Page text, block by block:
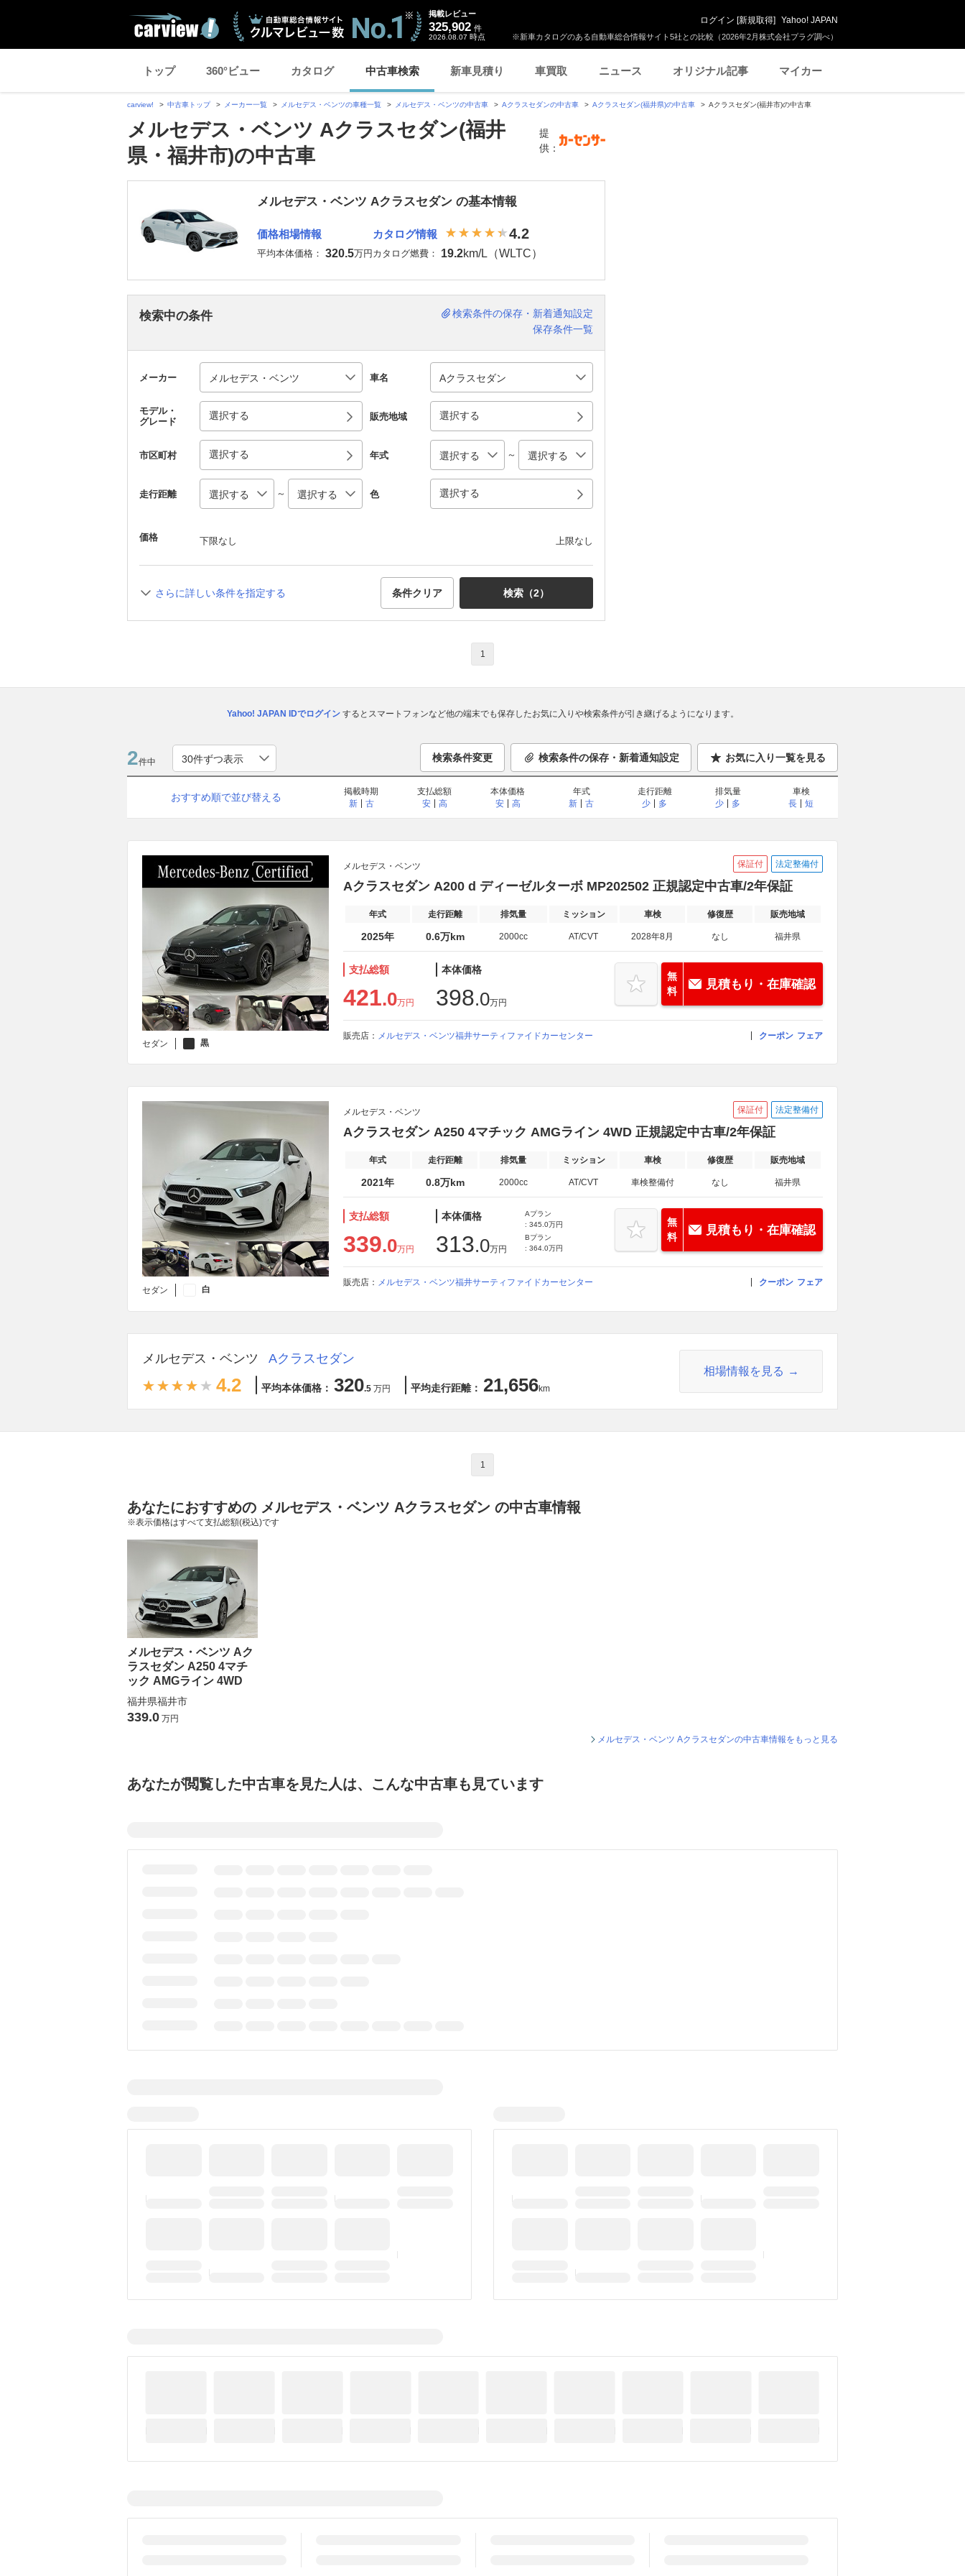
※新車カタログのある自動車総合情報サイト5社との比較（2026年2月株式会社プラグ調べ）
掲載レビュー
325,902 件
2026.08.07 時点
ログイン [新規取得] Yahoo! JAPAN
トップ 360°ビュー カタログ 中古車検索 新車見積り 車買取 ニュース オリジナル記事 マイカー
carview! 中古車トップ メーカー一覧 メルセデス・ベンツの車種一覧 メルセデス・ベンツの中古車 Aクラスセダンの中古車 Aクラスセダン(福井県)の中古車 Aクラスセダン(福井市)の中古車
メルセデス・ベンツ Aクラスセダン(福井
県・福井市)の中古車
提
供：
メルセデス・ベンツ Aクラスセダン の基本情報
価格相場情報
平均本体価格： 320.5万円
カタログ情報 4.2
カタログ燃費： 19.2km/L（WLTC）
検索中の条件
検索条件の保存・新着通知設定
保存条件一覧
メーカー 車名
モデル・
グレード
選択する 販売地域 選択する
市区町村 選択する 年式 ～
走行距離 ～ 色 選択する
価格 下限なし 上限なし
さらに詳しい条件を指定する 条件クリア 検索（2）
1
Yahoo! JAPAN IDでログインするとスマートフォンなど他の端末でも保存したお気に入りや検索条件が引き継げるようになります。
2件中 検索条件変更 検索条件の保存・新着通知設定 お気に入り一覧を見る
おすすめ順で並び替える
掲載時期
新
古
支払総額
安
高
本体価格
安
高
年式
新
古
走行距離
少
多
排気量
少
多
車検
長
短
セダン 黒
メルセデス・ベンツ 保証付 法定整備付
Aクラスセダン A200 d ディーゼルターボ MP202502 正規認定中古車/2年保証
年式 走行距離 排気量 ミッション 車検 修復歴 販売地域
2025年 0.6万km 2000cc AT/CVT 2028年8月 なし 福井県
支払総額
421.0万円
本体価格
398.0万円
無
料
見積もり・在庫確認
販売店： メルセデス・ベンツ福井サーティファイドカーセンター クーポン フェア
セダン 白
メルセデス・ベンツ 保証付 法定整備付
Aクラスセダン A250 4マチック AMGライン 4WD 正規認定中古車/2年保証
年式 走行距離 排気量 ミッション 車検 修復歴 販売地域
2021年 0.8万km 2000cc AT/CVT 車検整備付 なし 福井県
支払総額
339.0万円
本体価格
313.0万円
Aプラン
: 345.0万円
Bプラン
: 364.0万円
無
料
見積もり・在庫確認
販売店： メルセデス・ベンツ福井サーティファイドカーセンター クーポン フェア
メルセデス・ベンツ Aクラスセダン
4.2 平均本体価格： 320.5 万円 平均走行距離： 21,656km
相場情報を見る
1
あなたにおすすめの メルセデス・ベンツ Aクラスセダン の中古車情報
※表示価格はすべて支払総額(税込)です
メルセデス・ベンツ Aク
ラスセダン A250 4マチ
ック AMGライン 4WD
福井県福井市
339.0 万円
メルセデス・ベンツ Aクラスセダンの中古車情報をもっと見る
あなたが閲覧した中古車を見た人は、こんな中古車も見ています